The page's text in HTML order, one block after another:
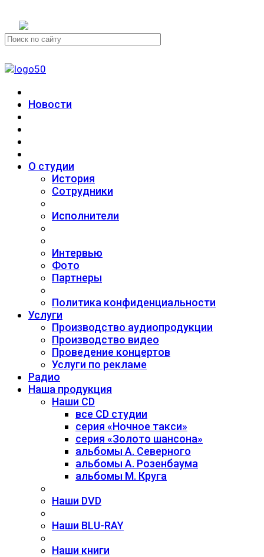
Новости
О студии
История
Сотрудники
Исполнители
Интервью
Фото
Партнеры
Политика конфиденциальности
Услуги
Производство аудиопродукции
Производство видео
Проведение концертов
Услуги по рекламе
Радио
Наша продукция
Наши CD
все CD студии
серия «Ночное такси»
серия «Золото шансона»
альбомы А. Северного
альбомы А. Розенбаума
альбомы М. Круга
Наши DVD
Наши BLU-RAY
Наши книги